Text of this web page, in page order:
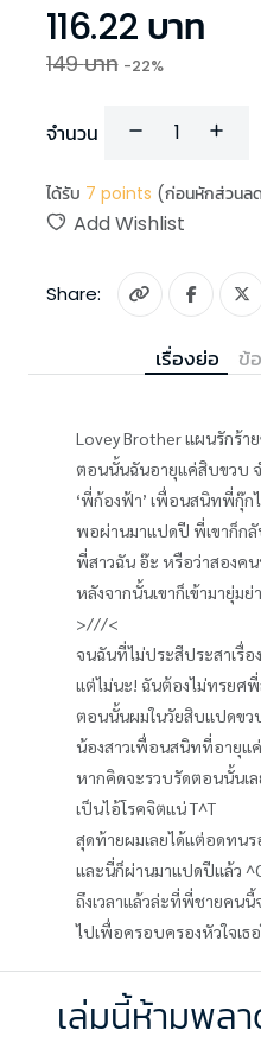
116.22 บาท
149บาท -22%
จำนวน
ได้รับ 7 points (ก่อนหักส่วนล
Add Wishlist
Share:
เรื่องย่อ ข้
Lovey Brother แผนรักร้า
ตอนนั้นฉันอายุแค่สิบขวบ จ
‘พี่ก้องฟ้า’ เพื่อนสนิทพี่กุ๊ก
พอผ่านมาแปดปี พี่เขาก็ก
พี่สาวฉัน อ๊ะ หรือว่าสองค
หลังจากนั้นเขาก็เข้ามายุ่ม
>///<
จนฉันที่ไม่ประสีประสาเรื่อ
แต่ไม่นะ! ฉันต้องไม่ทรยศพี่
ตอนนั้นผมในวัยสิบแปดขวบ
น้องสาวเพื่อนสนิทที่อายุแ
หากคิดจะรวบรัดตอนนั้นเ
เป็นไอ้โรคจิตแน่ T^T
สุดท้ายผมเลยได้แต่อดทนร
และนี่ก็ผ่านมาแปดปีแล้ว
ถึงเวลาแล้วล่ะที่พี่ชายคนนี้
ไปเพื่อครอบครองหัวใจเธ
เล่มนี้ห้ามพล